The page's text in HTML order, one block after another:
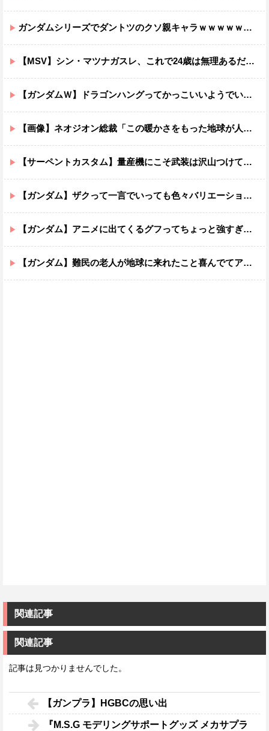
ガンダムシリーズでダントツのクソ親キャラｗｗｗｗｗｗｗｗｗｗｗｗ
【MSV】シン・マツナガスレ、これで24歳は無理あるだろ…
【ガンダムＷ】ドラゴンハングってかっこいいようでいて実は全然かっこよくないのでは？
【画像】ネオジオン総裁「この暖かさをもった地球が人間さえ破壊するんだ（汗だく）」
【サーペントカスタム】量産機にこそ武装は沢山つけてほしいよね
【ガンダム】ザクって一言でいっても色々バリエーションがあるよね
【ガンダム】アニメに出てくるグフってちょっと強すぎじゃない？
【ガンダム】難民の老人が地球に来れたこと喜んでてアレ？連邦もやってることヤバくない？ってなる
関連記事
関連記事
記事は見つかりませんでした。
【ガンプラ】HGBCの思い出
『M.S.G モデリングサポートグッズ メカサプラ